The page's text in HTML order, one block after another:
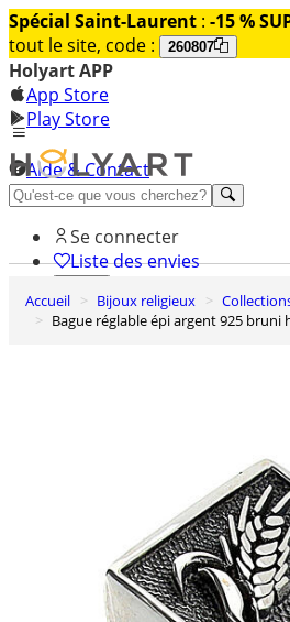
Spécial Saint-Laurent : -15 %
tout le site, code :
260807
Holyart APP
App Store
Play Store
Aide & Contact
Découvrez Premium
Se connecter
Liste des envies
0
Panier
Accueil Bijoux religieux
Bague réglable épi argent 925